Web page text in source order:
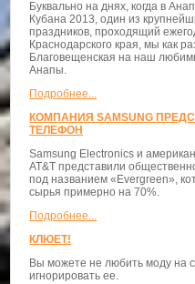
Буквально на днях, когда в
Кубана 2013, один из
праздников, проходящий
Краснодарского края, мы как
Благовещенская на наш
Анапы.
Подробнее...
КОМПАНИЯ SAMSUNG
ТЕЛЕФОН
Samsung Electronics и
AT&T представили
под названием «Evergreen»,
сырья примерно на 70%.
Подробнее...
КЛЮЕТ!
Вы можете не любить моду на
игнорировать ее.